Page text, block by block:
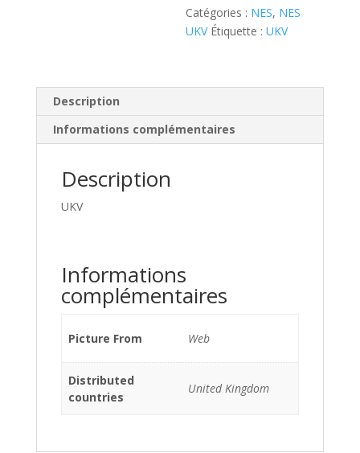
Catégories : NES, NES
UKV Étiquette :UKV
Description
Informations complémentaires
Description
UKV
Informations
complémentaires
Picture From Web
Distributed
countries
United Kingdom